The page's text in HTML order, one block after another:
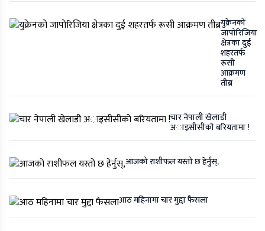
युक्रेनको
जापोरिजिया
क्षेत्रका दुई
शहरतर्फ
रूसी
आक्रमण
तीब्र
चार नेपाली खेलाडी
अाइसीसीकाे बरियतामा !
आजको राशीफल यस्तो छ हेर्नुस्,
आठ महिनामा चार मुद्दा फैसला